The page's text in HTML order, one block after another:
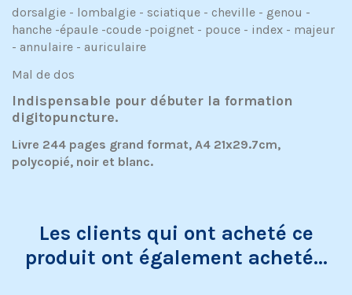
dorsalgie - lombalgie - sciatique - cheville - genou -
hanche -épaule -coude -poignet - pouce - index - majeur
- annulaire - auriculaire
Mal de dos
Indispensable pour débuter la formation
digitopuncture.
Livre 244 pages grand format, A4 21x29.7cm,
polycopié, noir et blanc.
Les clients qui ont acheté ce
produit ont également acheté...